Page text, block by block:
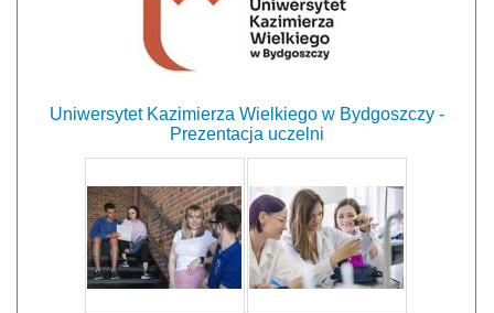
Uniwersytet Kazimierza Wielkiego w Bydgoszczy -
Prezentacja uczelni